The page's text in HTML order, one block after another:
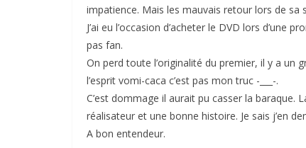
impatience. Mais les mauvais retour lors de sa
J’ai eu l’occasion d’acheter le DVD lors d’une
pas fan.
On perd toute l’originalité du premier, il y a un
l’esprit vomi-caca c’est pas mon truc -___-.
C’est dommage il aurait pu casser la baraque.
réalisateur et une bonne histoire. Je sais j’en
A bon entendeur.